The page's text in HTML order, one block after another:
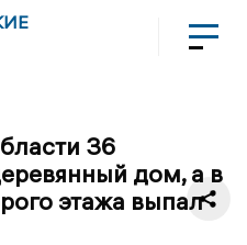
36
дом, а в
этажа выпал